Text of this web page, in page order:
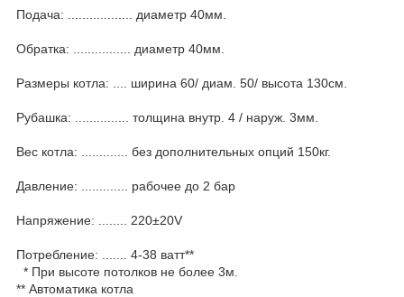
Подача: .................. диаметр 40мм.
Обратка: ................ диаметр 40мм.
Размеры котла: .... ширина 60/ диам. 50/ высота 130см.
Рубашка: ............... толщина внутр. 4 / наруж. 3мм.
Вес котла: ............. без дополнительных опций 150кг.
Давление: ............. рабочее до 2 бар
Напряжение: ........ 220±20V
Потребление: ....... 4-38 ватт**​
* При высоте потолков не более 3м.
** Автоматика котла